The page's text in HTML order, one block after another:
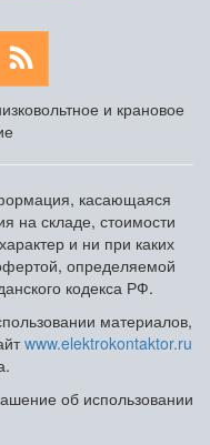
и крановое
касающаяся
на складе, стоимости
и ни при каких
определяемой
кодекса РФ.
материалов,
www.elektrokontaktor.ru
об использовании